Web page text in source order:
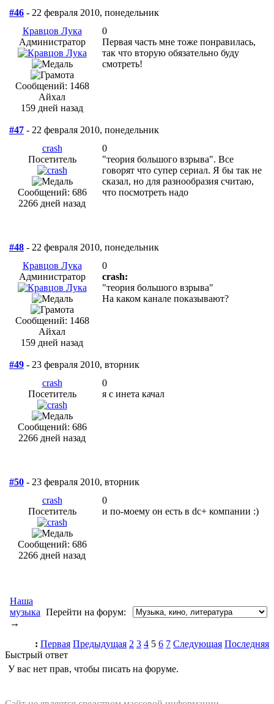
#46 - 22 февраля 2010, понедельник
Кравцов Лука
Администратор
Сообщений: 1468
Айхал
159 дней назад
0
Первая часть мне тоже понравилась,
так что вторую обязательно буду
смотреть!
#47 - 22 февраля 2010, понедельник
crash
Посетитель
Сообщений: 686
2266 дней назад
0
"теория большого взрыва". Все
говорят что супер сериал. Я бы так не
сказал, но для разнообразия считаю,
что посмотреть надо
#48 - 22 февраля 2010, понедельник
Кравцов Лука
Администратор
Сообщений: 1468
Айхал
159 дней назад
0
crash:
"теория большого взрыва"
На каком канале показывают?
#49 - 23 февраля 2010, вторник
crash
Посетитель
Сообщений: 686
2266 дней назад
0
я с инета качал
#50 - 23 февраля 2010, вторник
crash
Посетитель
Сообщений: 686
2266 дней назад
0
и по-моему он есть в dc+ компании :)
Наша
музыка
→
Перейти на форум:
: Первая Предыдущая 2 3 4 5 6 7 Следующая Последняя
Быстрый ответ
У вас нет прав, чтобы писать на форуме.